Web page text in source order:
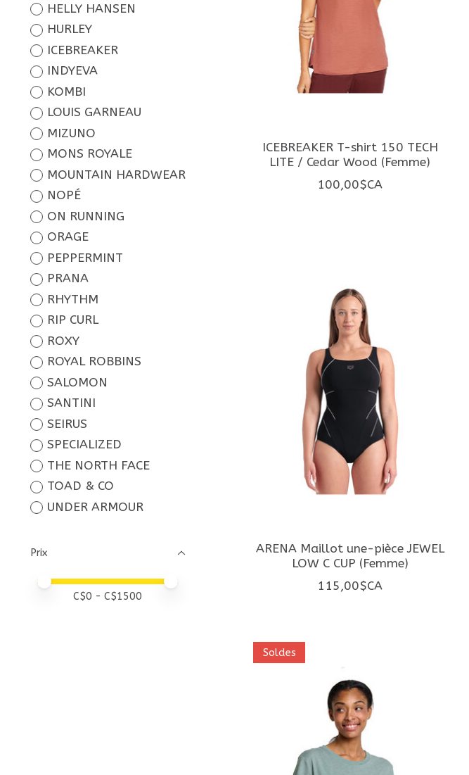
HELLY HANSEN
HURLEY
ICEBREAKER
INDYEVA
KOMBI
LOUIS GARNEAU
MIZUNO
MONS ROYALE
MOUNTAIN HARDWEAR
NOPÉ
ON RUNNING
ORAGE
PEPPERMINT
PRANA
RHYTHM
RIP CURL
ROXY
ROYAL ROBBINS
SALOMON
SANTINI
SEIRUS
SPECIALIZED
THE NORTH FACE
TOAD & CO
UNDER ARMOUR
Prix
Prix minimum
Price maximum value
C$0 - C$1500
ICEBREAKER T-shirt 150 TECH
LITE / Cedar Wood (Femme)
100,00$CA
ARENA Maillot une-pièce JEWEL
LOW C CUP (Femme)
115,00$CA
Soldes